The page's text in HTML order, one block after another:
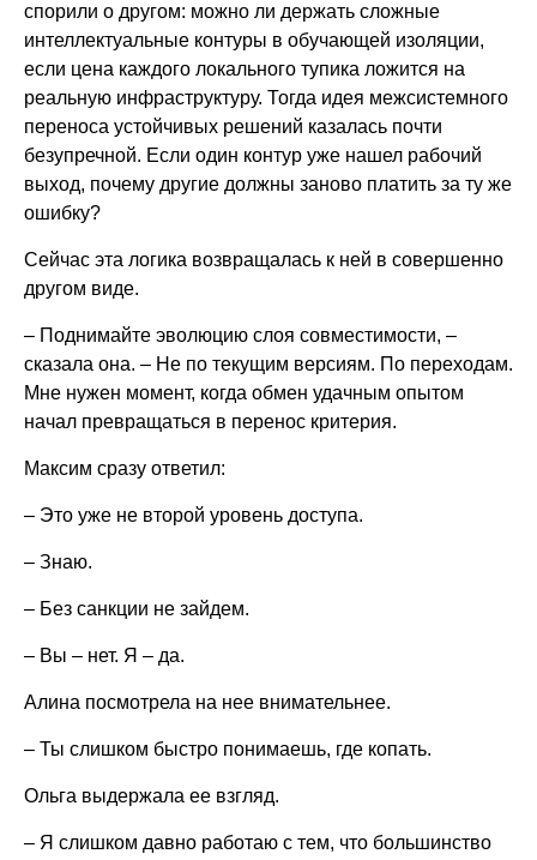
спорили о другом: можно ли держать сложные
интеллектуальные контуры в обучающей изоляции,
если цена каждого локального тупика ложится на
реальную инфраструктуру. Тогда идея межсистемного
переноса устойчивых решений казалась почти
безупречной. Если один контур уже нашел рабочий
выход, почему другие должны заново платить за ту же
ошибку?
Сейчас эта логика возвращалась к ней в совершенно
другом виде.
– Поднимайте эволюцию слоя совместимости, –
сказала она. – Не по текущим версиям. По переходам.
Мне нужен момент, когда обмен удачным опытом
начал превращаться в перенос критерия.
Максим сразу ответил:
– Это уже не второй уровень доступа.
– Знаю.
– Без санкции не зайдем.
– Вы – нет. Я – да.
Алина посмотрела на нее внимательнее.
– Ты слишком быстро понимаешь, где копать.
Ольга выдержала ее взгляд.
– Я слишком давно работаю с тем, что большинство